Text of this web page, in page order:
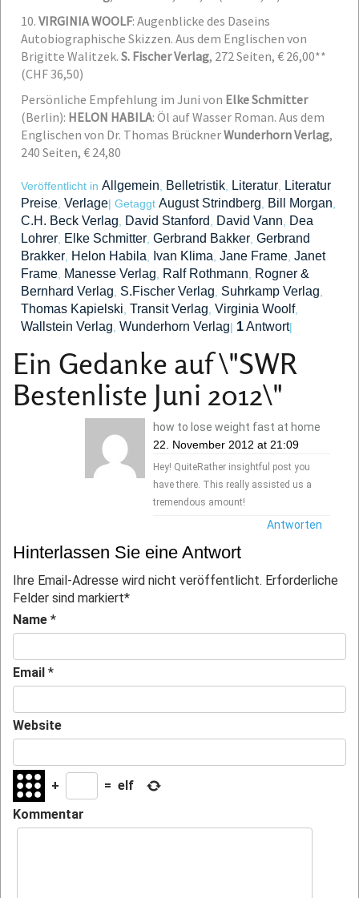
10. VIRGINIA WOOLF: Augenblicke des Daseins
Autobiographische Skizzen. Aus dem Englischen von
Brigitte Walitzek. S. Fischer Verlag, 272 Seiten, € 26,00**
(CHF 36,50)
Persönliche Empfehlung im Juni von Elke Schmitter
(Berlin): HELON HABILA: Öl auf Wasser Roman. Aus dem
Englischen von Dr. Thomas BrücknerWunderhorn Verlag,
240 Seiten, € 24,80
Veröffentlicht in Allgemein Belletristik Literatur
Literatur
Preise Verlage| Getaggt August Strindberg Bill Morgan
C.H. Beck Verlag David Stanford David Vann
Dea
Lohrer Elke Schmitter Gerbrand Bakker Gerbrand
Brakker Helon Habila Ivan Klima Jane Frame Janet
Frame Manesse Verlag Ralf Rothmann
Rogner &
Bernhard Verlag S.Fischer Verlag Suhrkamp Verlag
Thomas Kapielski Transit Verlag Virginia Woolf,
Wallstein Verlag Wunderhorn Verlag| 1Antwort|
Ein Gedanke auf \"SWR
Bestenliste Juni 2012\"
how to lose weight fast at home
22. November 2012 at 21:09
Hey! QuiteRather insightful post you
have there. This really assisted us a
tremendous amount!
Antworten
Hinterlassen Sie eine Antwort
Ihre Email-Adresse wird nicht veröffentlicht. Erforderliche
Felder sind markiert*
Name *
Email *
Website
+ = elf
Kommentar